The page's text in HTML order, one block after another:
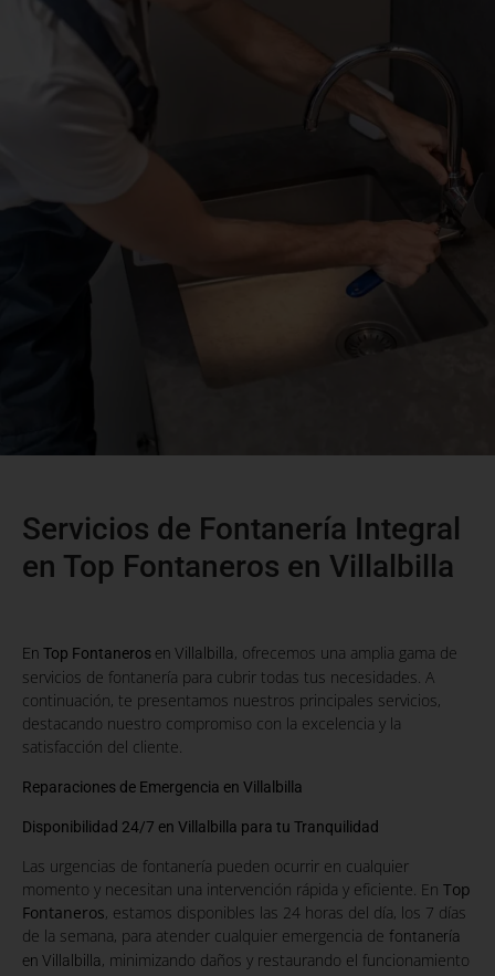
Servicios de Fontanería Integral
en Top Fontaneros en Villalbilla
En Top Fontaneros en Villalbilla, ofrecemos una amplia gama de
servicios de fontanería para cubrir todas tus necesidades. A
continuación, te presentamos nuestros principales servicios,
destacando nuestro compromiso con la excelencia y la
satisfacción del cliente.
Reparaciones de Emergencia en Villalbilla
Disponibilidad 24/7 en Villalbilla para tu Tranquilidad
Las urgencias de fontanería pueden ocurrir en cualquier
momento y necesitan una intervención rápida y eficiente. En Top
Fontaneros, estamos disponibles las 24 horas del día, los 7 días
de la semana, para atender cualquier emergencia de fontanería
en Villalbilla, minimizando daños y restaurando el funcionamiento